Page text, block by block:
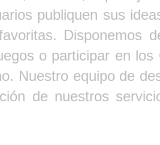
publiquen sus
Disponemos
o participar en
Nuestro equipo de
de nuestros